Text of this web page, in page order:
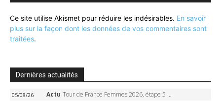
Ce site utilise Akismet pour réduire les indésirables. En savoir
plus sur la façon dont les données de vos commentaires sont
traitées.
Dernières actualités
05/08/26 Actu Tour de France Femmes 2026, étape 5 – Demi Vollering gagne à Belleville, Reusser en jaune, Ferrand-Prévot coule